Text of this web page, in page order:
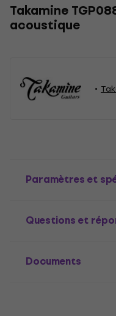
Takamine
acoustique
Paramètres et
Questions et
Documents